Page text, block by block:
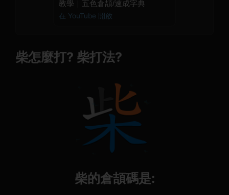
教學｜五色倉頡/速成字典
在 YouTube 開啟
柴怎麼打? 柴打法?
柴的倉頡碼是: